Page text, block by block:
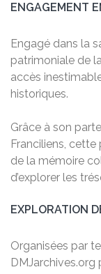
ENGAGEMENT
Engagé dans la
patrimoniale de
accès
historiques.
Grâce à son
Franciliens, cette
de la mémoire
d’explorer les
EXPLORATION
Organisées par